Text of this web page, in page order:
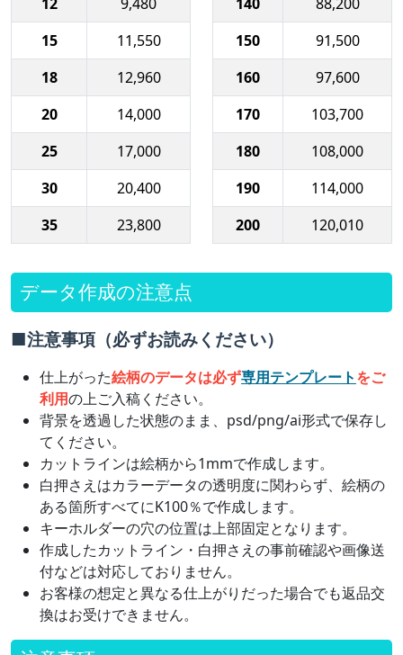
15
11,550
18
12,960
20
14,000
25
17,000
30
20,400
35
23,800
150
91,500
160
97,600
170
103,700
180
108,000
190
114,000
200
120,010
データ作成の注意点
■注意事項（必ずお読みください）
仕上がった絵柄のデータは必ず専用テンプレートをご
利用の上ご入稿ください。
背景を透過した状態のまま、psd/png/ai形式で保存し
てください。
カットラインは絵柄から1mmで作成します。
白押さえはカラーデータの透明度に関わらず、絵柄の
ある箇所すべてにK100％で作成します。
キーホルダーの穴の位置は上部固定となります。
作成したカットライン・白押さえの事前確認や画像送
付などは対応しておりません。
お客様の想定と異なる仕上がりだった場合でも返品交
換はお受けできません。